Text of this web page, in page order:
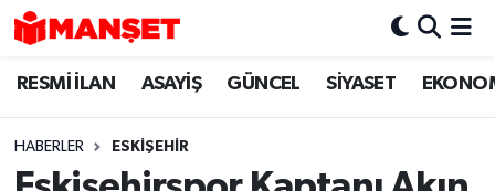
RESMİ İLAN ASAYİŞ GÜNCEL SİYASET
HABERLER ESKIŞEHIR
Hava Durumu
Trafik Durumu